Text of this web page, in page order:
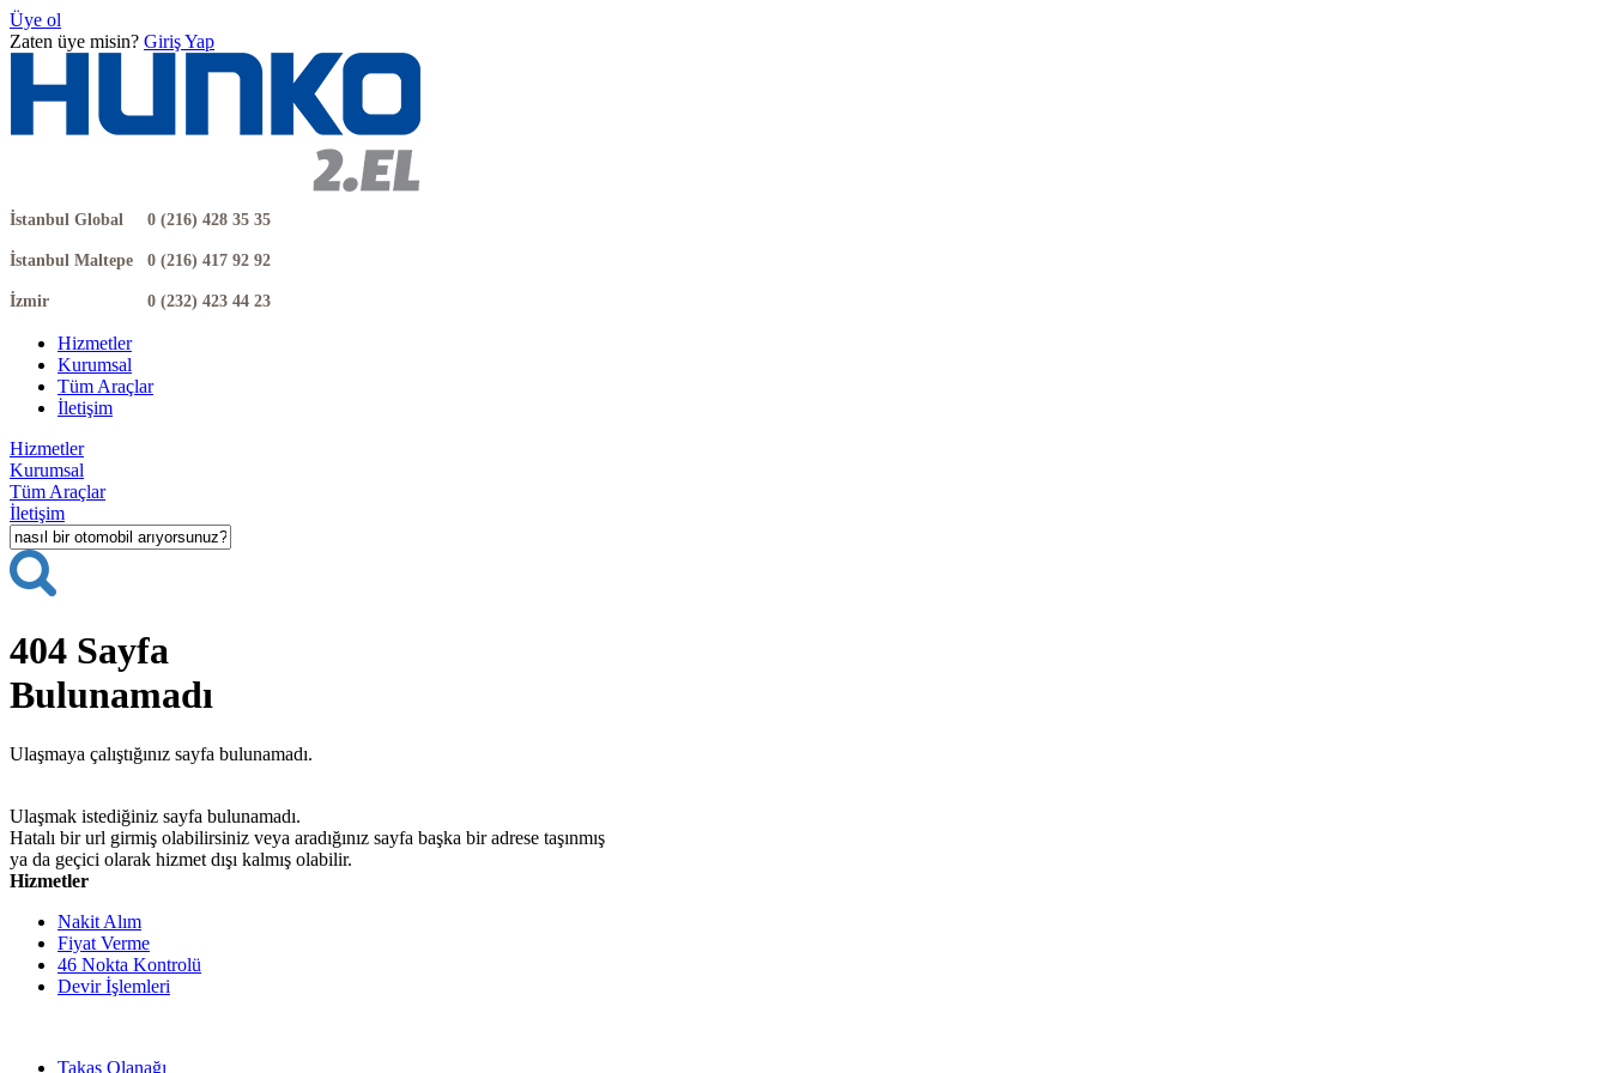
Üye ol
Zaten üye misin? Giriş Yap
İstanbul Global 0 (216) 428 35 35
İstanbul Maltepe 0 (216) 417 92 92
İzmir 0 (232) 423 44 23
Hizmetler
Kurumsal
Tüm Araçlar
İletişim
Hizmetler
Kurumsal
Tüm Araçlar
İletişim
404 Sayfa
Bulunamadı
Ulaşmaya çalıştığınız sayfa bulunamadı.
Ulaşmak istediğiniz sayfa bulunamadı.
Hatalı bir url girmiş olabilirsiniz veya aradığınız sayfa başka bir adrese taşınmış
ya da geçici olarak hizmet dışı kalmış olabilir.
Hizmetler
Nakit Alım
Fiyat Verme
46 Nokta Kontrolü
Devir İşlemleri
Takas Olanağı